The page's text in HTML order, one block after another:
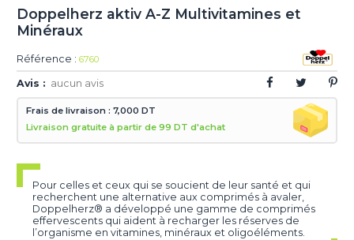
Doppelherz aktiv A-Z Multivitamines et
Minéraux
Référence : 6760
Avis : aucun avis
Frais de livraison : 7,000 DT
Livraison gratuite à partir de 99 DT d'achat
Pour celles et ceux qui se soucient de leur santé et qui
recherchent une alternative aux comprimés à avaler,
Doppelherz® a développé une gamme de comprimés
effervescents qui aident à recharger les réserves de
l’organisme en vitamines, minéraux et oligoéléments.